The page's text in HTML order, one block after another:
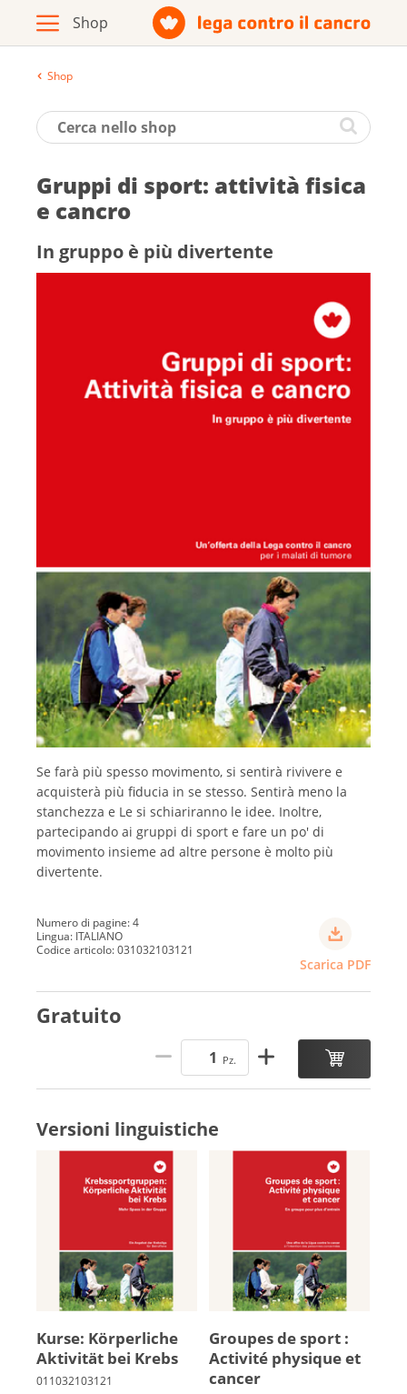
Opuscoli / materiale informativo
Prodotti
Vai al sito della Lega contro il cancro
Italiano
Deutsch
Shop
Gruppi di sport: attività fi­sica
e cancro
In gruppo è più divertente
Se farà più spesso movimento, si sentirà rivivere e
acquisterà più fiducia in se stesso. Sentirà meno la
stanchezza e Le si schiariranno le idee. Inoltre,
partecipando ai gruppi di sport e fare un po' di
movimento insieme ad altre persone è molto più
divertente.
Numero di pagine: 4
Lingua: ITALIANO
Codice articolo: 031032103121
Scarica PDF
Gratuito
Pz.
Versioni linguistiche
Kur­se: Kör­per­li­che
Ak­ti­vi­tät bei Krebs
Groupes de sport :
Ac­ti­vité phy­sique et
can­cer